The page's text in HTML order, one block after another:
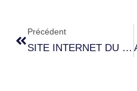
Précédent
SITE INTERNET DU GRAND SITE DE FRANCE